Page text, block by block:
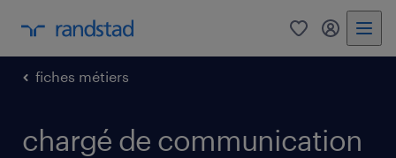
0 mon
fiches métiers
chargé de communication